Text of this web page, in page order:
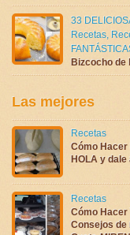
33
Recetas,
Bizcocho de
Las mejores
Recetas
Cómo Hacer
HOLA y dale
Recetas
Cómo Hacer
Consejos de